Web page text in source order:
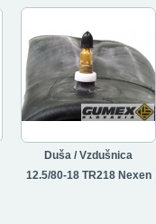
Duša / Vzdušnica
12.5/80-18 TR218 Nexen